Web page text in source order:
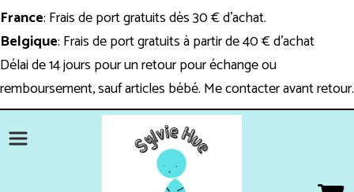
France: Frais de port gratuits dès 30 € d'achat.
Belgique: Frais de port gratuits à partir de 40 € d'achat
Délai de 14 jours pour un retour pour échange ou
remboursement, sauf articles bébé. Me contacter avant retour.